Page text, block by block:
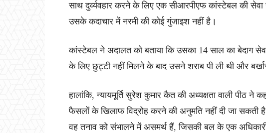
साथ दुर्व्यवहार करने के लिए एक सीआरपीएफ कांस्टेबल की
उसके कदाचार में नरमी की कोई गुंजाइश नहीं है।
कांस्टेबल ने अदालत को बताया कि उसका 14 साल का बेदाग
के लिए छुट्टी नहीं मिलने के बाद उसने शराब पी ली थी और
हालांकि, न्यायमूर्ति सुरेश कुमार कैत की अध्यक्षता वाली पीठ ने
फैसलों के खिलाफ विद्रोह करने की अनुमति नहीं दी जा सकती
वह तनाव को संभालने में असमर्थ हैं, जिसकी बल के एक